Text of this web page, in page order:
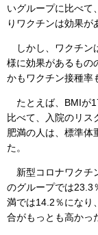
いグループに比べて
りワクチンは効果が
しかし、ワクチン
様に効果があるもの
かもワクチン接種率
たとえば、BMIが
比べて、入院のリス
肥満の人は、標準体
た。
新型コロナワクチ
のグループでは23.3
満では14.2％になり
合がもっとも高かっ